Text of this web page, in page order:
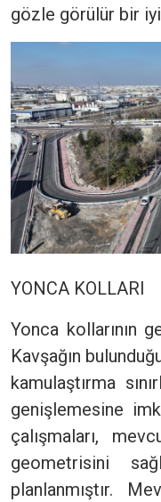
gözle görülür bir
YONCA KOLLARI
Yonca kollarının
Kavşağın
kamulaştırma
genişlemesine
çalışmaları,
geometrisini
planlanmıştır.